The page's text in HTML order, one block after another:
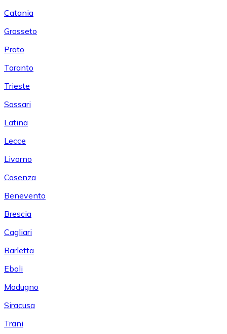
Catania
Grosseto
Prato
Taranto
Trieste
Sassari
Latina
Lecce
Livorno
Cosenza
Benevento
Brescia
Cagliari
Barletta
Eboli
Modugno
Siracusa
Trani